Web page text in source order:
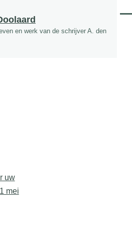
gaan
en werk van de schrijver A. den
uw
mei